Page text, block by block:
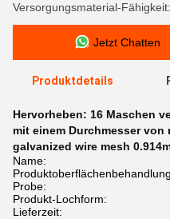
Versorgungsmaterial-
Jetzt Chatten
Produktdetails
Hervorheben: 16 Maschen
mit einem Durchmesser von
galvanized wire mesh
Name:
Probe:
Produkt-Lochform:
Lieferzeit: